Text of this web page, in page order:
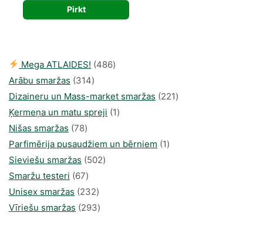
was:
is:
Pirkt
Mega ATLAIDES! 486486
Arābu smaržas 314314
produkti
Dizaineru un Mass-market smaržas 221221
Ķermeņa un matu spreji 11
Nišas smaržas 7878
produkts
Parfimērija pusaudžiem un bērniem 11
Sieviešu smaržas 502502
Smaržu testeri 6767
produkts
Unisex smaržas 232232
produkts
Vīriešu smaržas 293293